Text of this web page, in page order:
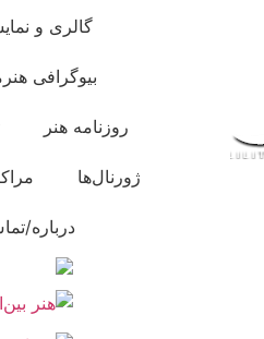
گالری و
بیوگرافی
روزنامه هنر
ژورنال‌ها
درباره/